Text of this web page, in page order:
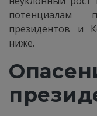
потенциалам
президентов и
ниже.